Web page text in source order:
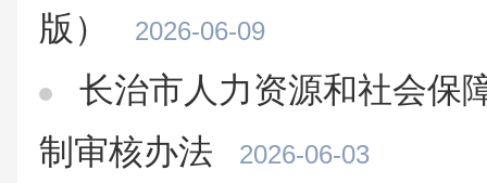
版）
2026-06-09
长治市人力资源和社会保
制审核办法
2026-06-03